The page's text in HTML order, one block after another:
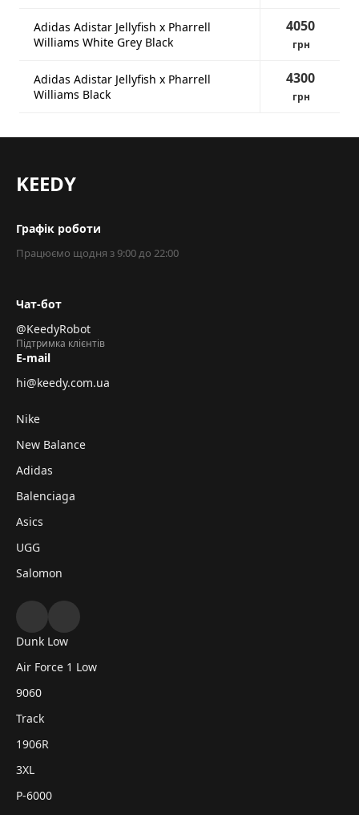
Adidas Adistar Jellyfish x Pharrell
Williams White Grey Black
4050
грн
Adidas Adistar Jellyfish x Pharrell
Williams Black
4300
грн
KEEDY
Графік роботи
Працюємо щодня з 9:00 до 22:00
Чат-бот
@KeedyRobot
Підтримка клієнтів
E-mail
hi@keedy.com.ua
Nike
New Balance
Adidas
Balenciaga
Asics
UGG
Salomon
Dunk Low
Air Force 1 Low
9060
Track
1906R
3XL
P-6000